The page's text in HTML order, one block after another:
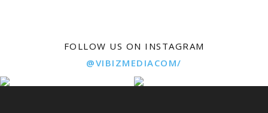
FOLLOW US ON INSTAGRAM
@VIBIZMEDIACOM/